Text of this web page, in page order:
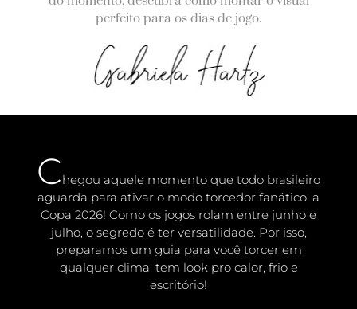
perfeito para os dias de jogo.
Chegou aquele momento que todo brasileiro
aguarda para ativar o modo torcedor fanático: a
Copa 2026! Como os jogos rolam entre junho e
julho, o segredo é ter versatilidade. Por isso,
preparamos um guia para você torcer em
qualquer clima: tem look pro calor, frio e
escritório!